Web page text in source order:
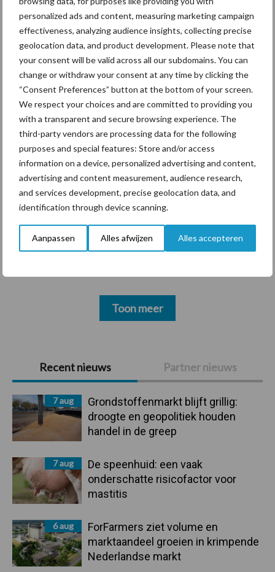
personalized ads and content, measuring marketing campaign
effectiveness, analyzing audience insights, collecting precise
geolocation data, and product development. Please note that
your consent will be valid across all our subdomains. You can
change or withdraw your consent at any time by clicking the
“Consent Preferences” button at the bottom of your screen.
We respect your choices and are committed to providing you
with a transparent and secure browsing experience. The
third-party vendors are processing data for the following
purposes and special features: Store and/or access
information on a device, personalized advertising and content,
advertising and content measurement, audience research,
and services development, precise geolocation data, and
identification through device scanning.
Aanpassen Alles afwijzen Alles accepteren
Primaire
Sidebar
Recent nieuws Partner nieuws
7 aug
Grondstoffenmarkt blijft grillig:
droogte en geopolitiek houden
handel in de greep
7 aug
De speenhuid: een vaak
onderschatte risicofactor voor
mastitis
6 aug
ForFarmers ziet volume en
marktaandeel groeien in krimpende
Nederlandse markt
ForFarmers ziet volume en
marktaandeel groeien in
krimpende Nederlandse
markt
Themapagina's
Diergezondheid Bemesting Fokkerij
Hittestress
Toon meer